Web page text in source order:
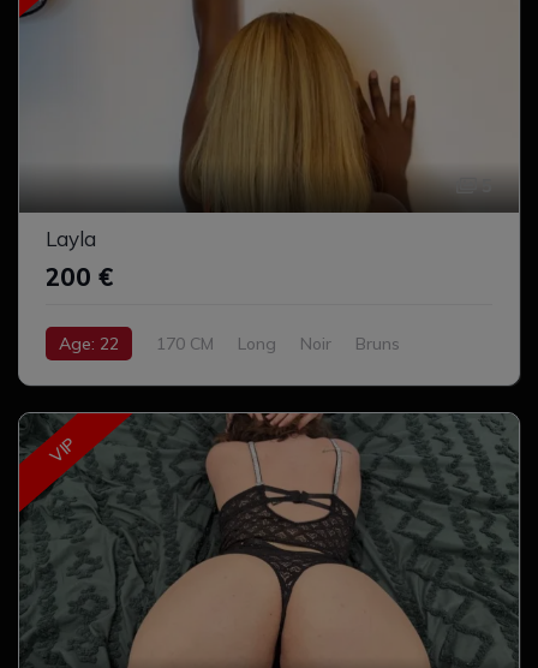
Layla
200 €
Age: 22 170 CM Long Noir
Bruns
VIP